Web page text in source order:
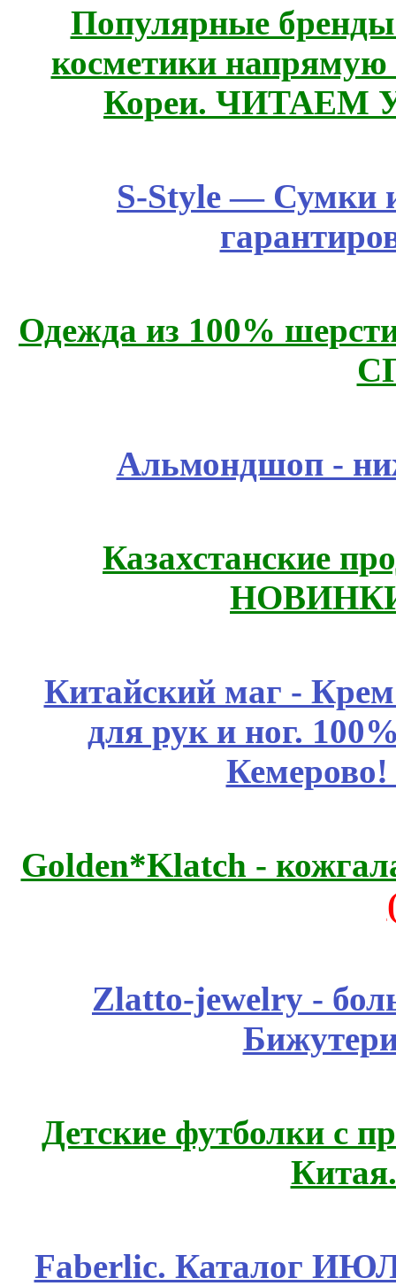
Популярные
косметики
Кореи. ЧИТАЕМ
S-Style — Сумки
Одежда из 100%
Альмондшоп -
Казахстанские
Китайский маг -
для рук и ног.
Golden*Klatch -
Zlatto-jewelry -
Детские футболки с
Faberlic. Каталог